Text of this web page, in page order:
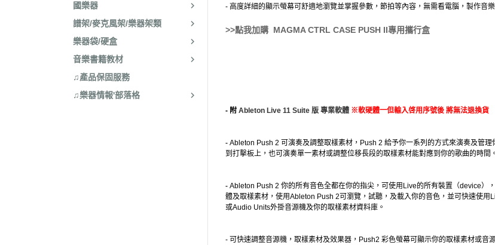
國樂器
譜架/麥克風架/樂器架類
樂器袋/硬盒
音樂書籍教材
♫產品保固服務
♫樂器情報'部落格
- 高度詳細的顯示螢幕可舒適地瀏覽並掌握參數，節拍等內容，無需看電腦，製作音
>>點我加購 MAGMA CTRL CASE PUSH II專用攜行盒
- 附 Ableton Live 11 Suite 版 專業軟體 ※軟硬體一但輸入啓用序號後 將無法退換貨
- Ableton Push 2 可演奏及調整取樣素材，Push 2 給予你一系列的方式來演奏及管理
到打擊板上，也可演奏單一素材或調整位移長段的取樣素材能對應到你的歌曲的時間。
- Ableton Push 2 你的所有音色全都在你的指尖，可使用Live的所有裝置（device）
體及取樣素材，使用Ableton Push 2可瀏覽，試聽，及載入你的音色， 並可快速使用
或Audio Units外掛音源機及你的取樣素材資料庫。
- 可快速調整音源機，取樣素材及效果器，Push2 彩色螢幕可顯示你的取樣素材或音